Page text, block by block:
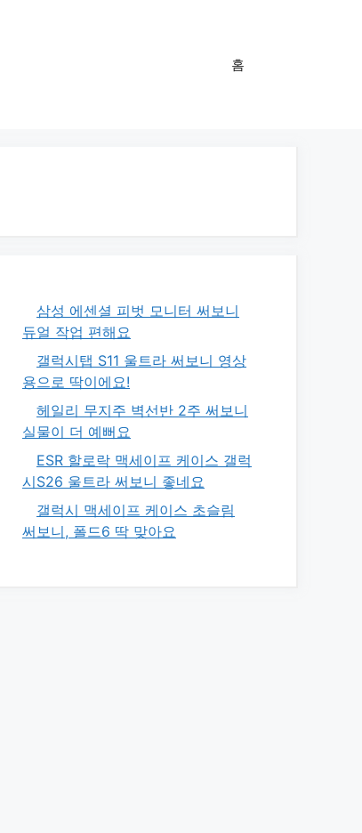
홈
삼성 에센셜 피벗 모니터 써보니
듀얼 작업 편해요
갤럭시탭 S11 울트라 써보니 영상
용으로 딱이에요!
헤일리 무지주 벽선반 2주 써보니
실물이 더 예뻐요
ESR 할로락 맥세이프 케이스 갤럭
시S26 울트라 써보니 좋네요
갤럭시 맥세이프 케이스 초슬림
써보니, 폴드6 딱 맞아요